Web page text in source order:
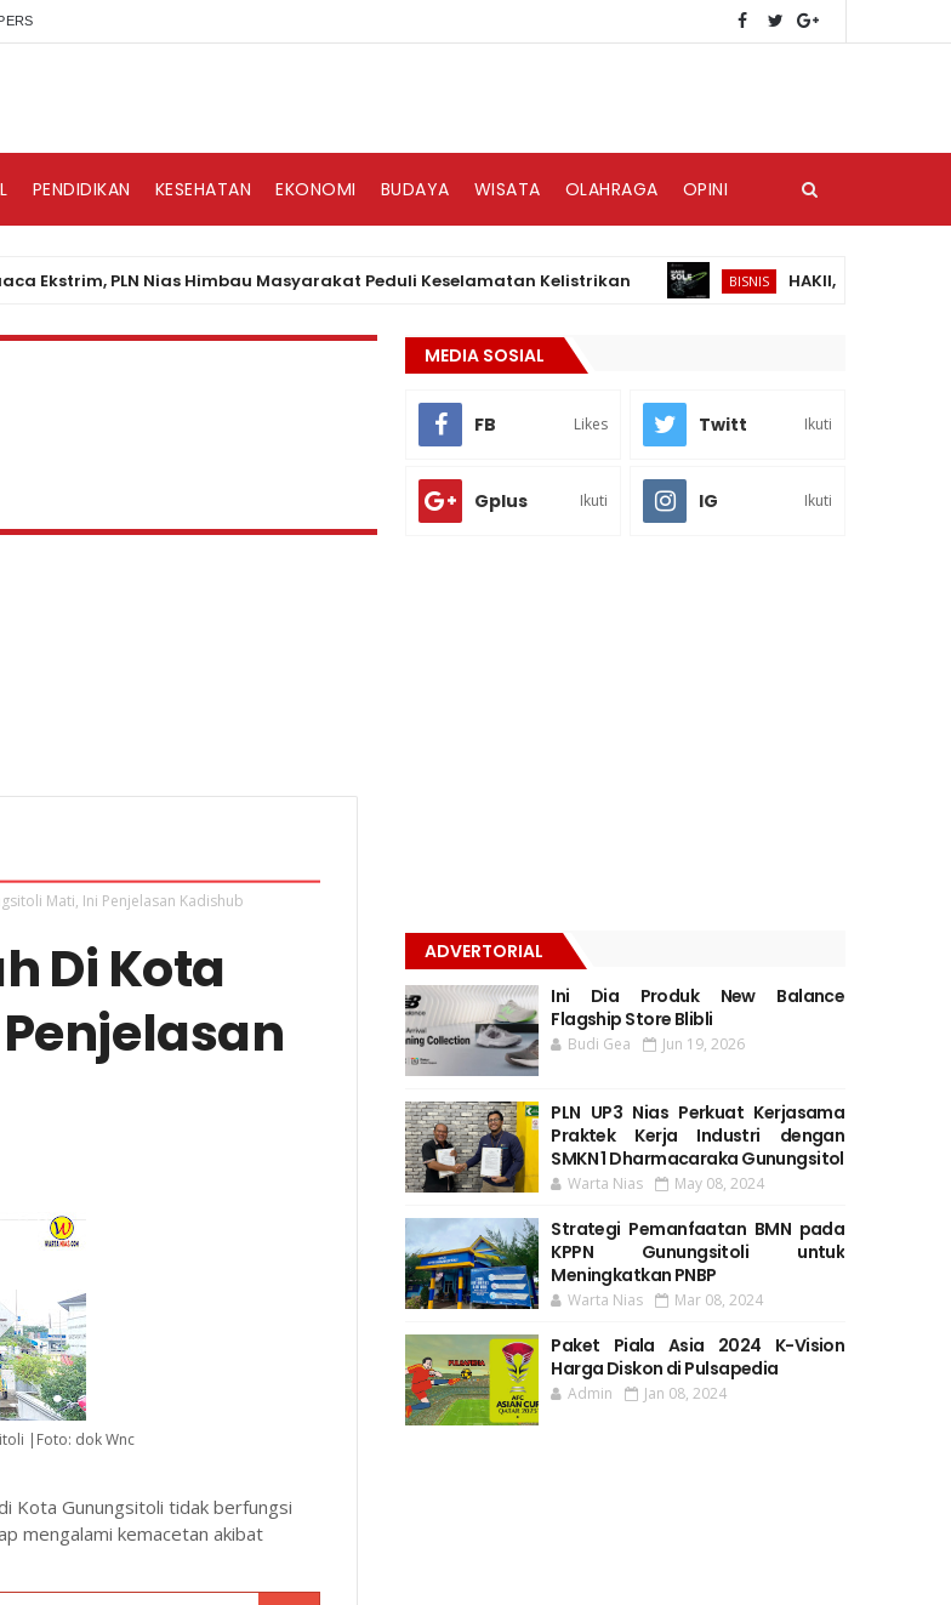
PENDIDIKAN KESEHATAN EKONOMI BUDAYA WISATA OLAHRAGA OPINI
PLN Nias Himbau Masyarakat Peduli Keselamatan Kelistrikan BISNIS HAKII, Brand Audio
Mati, Ini Penjelasan Kadishub
Di Kota
|Foto: dok Wnc
Kota Gunungsitoli tidak berfungsi
mengalami kemacetan akibat
MEDIA SOSIAL
FB Likes Twitt Ikuti
Gplus Ikuti IG Ikuti
ADVERTORIAL
Ini Dia Produk New Balance
Flagship Store Blibli
Budi Gea Jun 19, 2026
PLN UP3 Nias Perkuat Kerjasama
Praktek Kerja Industri dengan
SMKN 1 Dharmacaraka Gunungsitol
Warta Nias May 08, 2024
Strategi Pemanfaatan BMN pada
KPPN Gunungsitoli untuk
Meningkatkan PNBP
Warta Nias Mar 08, 2024
Paket Piala Asia 2024 K-Vision
Harga Diskon di Pulsapedia
Admin Jan 08, 2024